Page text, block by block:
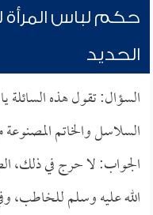
حكم لباس المرأة
الحديد
السؤال: تقول هذه
السلاسل والخاتم
الجواب: لا حرج في ذلك،
الله عليه وسلم للخاطب،